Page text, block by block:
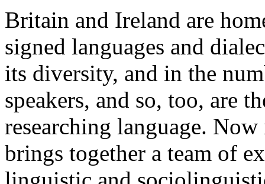
Britain and Ireland are
signed languages and
its diversity, and in the
speakers, and so, too, are
researching language.
brings together a team of